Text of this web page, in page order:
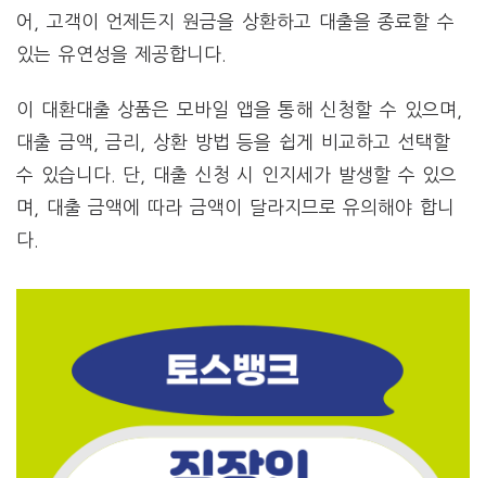
어, 고객이 언제든지 원금을 상환하고 대출을 종료할 수
있는 유연성을 제공합니다​.
이 대환대출 상품은 모바일 앱을 통해 신청할 수 있으며,
대출 금액, 금리, 상환 방법 등을 쉽게 비교하고 선택할
수 있습니다. 단, 대출 신청 시 인지세가 발생할 수 있으
며, 대출 금액에 따라 금액이 달라지므로 유의해야 합니
다.​